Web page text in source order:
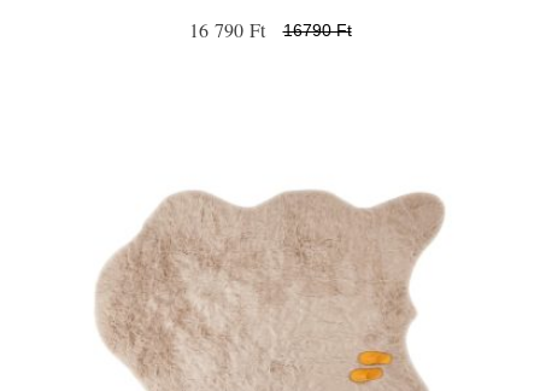
16 790 Ft 16790 Ft